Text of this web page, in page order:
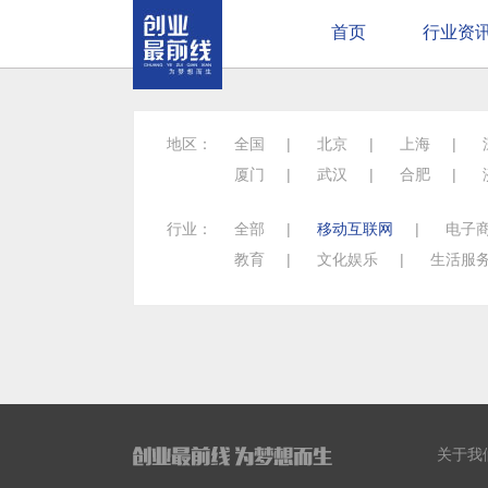
首页 行业资
地区： 全国 | 北京 | 上海 |
厦门
| 武汉 | 合肥 |
行业： 全部 | 移动互联网 | 电子
教育
| 文化娱乐 | 生活服
关于我